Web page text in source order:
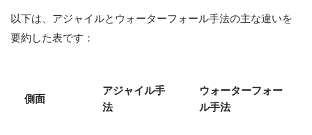
以下は、アジャイルとウォーターフォール手法の主な違いを
要約した表です：
側面
アジャイル手
法
ウォーターフォー
ル手法